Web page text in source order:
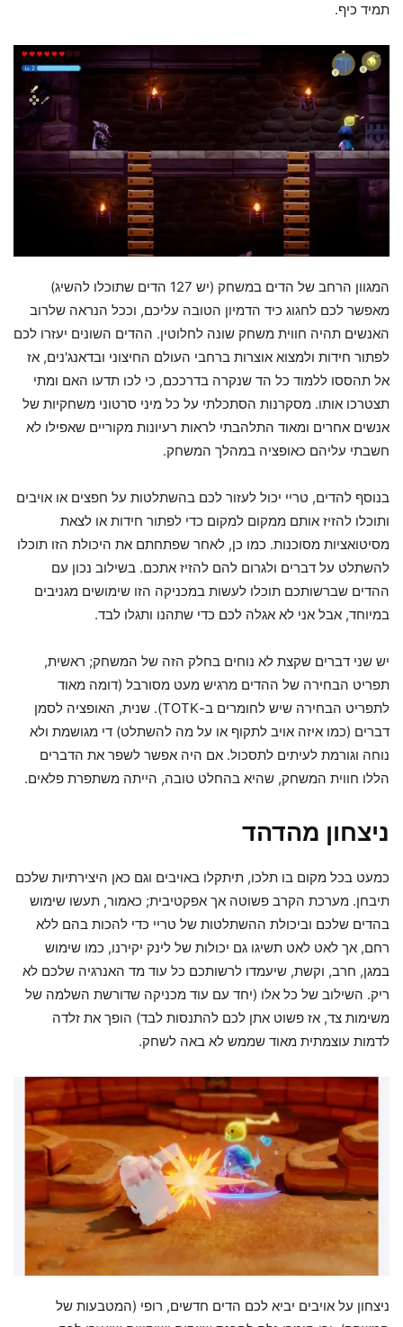
תמיד כיף.
המגוון הרחב של הדים במשחק (יש 127 הדים שתוכלו להשיג)
מאפשר לכם לחגוג כיד הדמיון הטובה עליכם, וככל הנראה שלרוב
האנשים תהיה חווית משחק שונה לחלוטין. ההדים השונים יעזרו לכם
לפתור חידות ולמצוא אוצרות ברחבי העולם החיצוני ובדאנג'נים, אז
אל תהססו ללמוד כל הד שנקרה בדרככם, כי לכו תדעו האם ומתי
תצטרכו אותו. מסקרנות הסתכלתי על כל מיני סרטוני משחקיות של
אנשים אחרים ומאוד התלהבתי לראות רעיונות מקוריים שאפילו לא
חשבתי עליהם כאופציה במהלך המשחק.
בנוסף להדים, טריי יכול לעזור לכם בהשתלטות על חפצים או אויבים
ותוכלו להזיז אותם ממקום למקום כדי לפתור חידות או לצאת
מסיטואציות מסוכנות. כמו כן, לאחר שפתחתם את היכולת הזו תוכלו
להשתלט על דברים ולגרום להם להזיז אתכם. בשילוב נכון עם
ההדים שברשותכם תוכלו לעשות במכניקה הזו שימושים מגניבים
במיוחד, אבל אני לא אגלה לכם כדי שתהנו ותגלו לבד.
יש שני דברים שקצת לא נוחים בחלק הזה של המשחק; ראשית,
תפריט הבחירה של ההדים מרגיש מעט מסורבל (דומה מאוד
לתפריט הבחירה שיש לחומרים ב-TOTK). שנית, האופציה לסמן
דברים (כמו איזה אויב לתקוף או על מה להשתלט) די מגושמת ולא
נוחה וגורמת לעיתים לתסכול. אם היה אפשר לשפר את הדברים
הללו חווית המשחק, שהיא בהחלט טובה, הייתה משתפרת פלאים.
ניצחון מהדהד
כמעט בכל מקום בו תלכו, תיתקלו באויבים וגם כאן היצירתיות שלכם
תיבחן. מערכת הקרב פשוטה אך אפקטיבית; כאמור, תעשו שימוש
בהדים שלכם וביכולת ההשתלטות של טריי כדי להכות בהם ללא
רחם, אך לאט לאט תשיגו גם יכולות של לינק יקירנו, כמו שימוש
במגן, חרב, וקשת, שיעמדו לרשותכם כל עוד מד האנרגיה שלכם לא
ריק. השילוב של כל אלו (יחד עם עוד מכניקה שדורשת השלמה של
משימות צד, אז פשוט אתן לכם להתנסות לבד) הופך את זלדה
לדמות עוצמתית מאוד שממש לא באה לשחק.
ניצחון על אויבים יביא לכם הדים חדשים, רופי (המטבעות של